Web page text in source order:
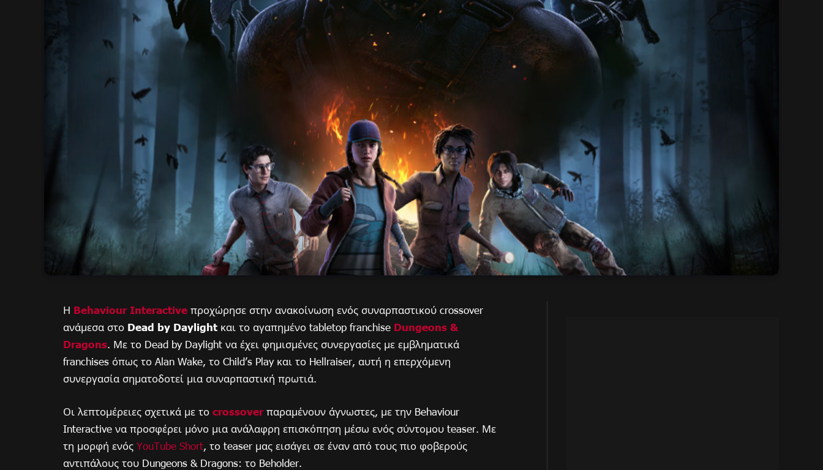
Η Behaviour Interactive προχώρησε στην ανακοίνωση ενός συναρπαστικού crossover
ανάμεσα στο Dead by Daylight και το αγαπημένο tabletop franchise Dungeons &
Dragons. Με το Dead by Daylight να έχει φημισμένες συνεργασίες με εμβληματικά
franchises όπως το Alan Wake, το Child’s Play και το Hellraiser, αυτή η επερχόμενη
συνεργασία σηματοδοτεί μια συναρπαστική πρωτιά.
Οι λεπτομέρειες σχετικά με το crossoverπαραμένουν άγνωστες, με την Behaviour
Interactive να προσφέρει μόνο μια ανάλαφρη επισκόπηση μέσω ενός σύντομου teaser. Με
τη μορφή ενός YouTube Short, το teaser μας εισάγει σε έναν από τους πιο φοβερούς
αντιπάλους του Dungeons & Dragons: το Beholder.